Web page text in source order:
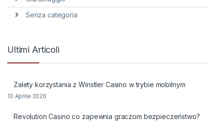
Senza categoria
Ultimi Articoli
Zalety korzystania z Winstler Casino w trybie mobilnym
10 Aprile 2026
Revolution Casino co zapewnia graczom bezpieczeństwo?